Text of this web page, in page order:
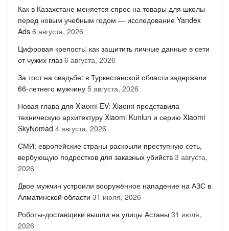
Как в Казахстане меняется спрос на товары для школы
перед новым учебным годом — исследование Yandex
Ads 6 августа, 2026
Цифровая крепость: как защитить личные данные в сети
от чужих глаз 6 августа, 2026
За тост на свадьбе: в Туркестанской области задержали
66-летнего мужчину 5 августа, 2026
Новая глава для Xiaomi EV: Xiaomi представила
техническую архитектуру Xiaomi Kunlun и серию Xiaomi
SkyNomad 4 августа, 2026
СМИ: европейские страны раскрыли преступную сеть,
вербующую подростков для заказных убийств 3 августа,
2026
Двое мужчин устроили вооружённое нападение на АЗС в
Алматинской области 31 июля, 2026
Роботы-доставщики вышли на улицы Астаны 31 июля,
2026